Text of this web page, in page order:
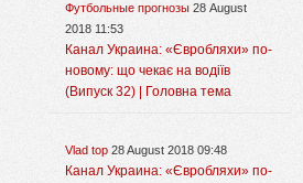
Футбольные прогнозы 28 August
2018 11:53
Канал Украина: «Євробляхи» по-
новому: що чекає на водіїв
(Випуск 32) | Головна тема
Vlad top 28 August 2018 09:48
Канал Украина: «Євробляхи» по-